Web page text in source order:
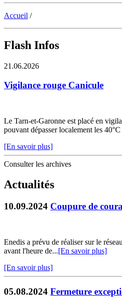
Accueil /
Flash Infos
21.06.2026
Vigilance rouge Canicule
Le Tarn-et-Garonne est placé en
pouvant dépasser localement les
[En savoir plus]
Consulter les archives
Actualités
10.09.2024 Coupure de
Enedis a prévu de réaliser sur le
avant l'heure de...[En savoir plus]
[En savoir plus]
05.08.2024 Fermeture